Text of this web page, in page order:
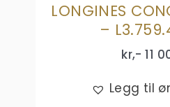
LONGINES
–
kr,- 11
Legg til